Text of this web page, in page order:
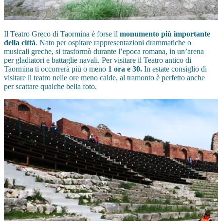
Il Teatro Greco di Taormina è forse il monumento più importante
della città. Nato per ospitare rappresentazioni drammatiche o
musicali greche, si trasformò durante l’epoca romana, in un’arena
per gladiatori e battaglie navali. Per visitare il Teatro antico di
Taormina ti occorrerà più o meno 1 ora e 30. In estate consiglio di
visitare il teatro nelle ore meno calde, al tramonto è perfetto anche
per scattare qualche bella foto.